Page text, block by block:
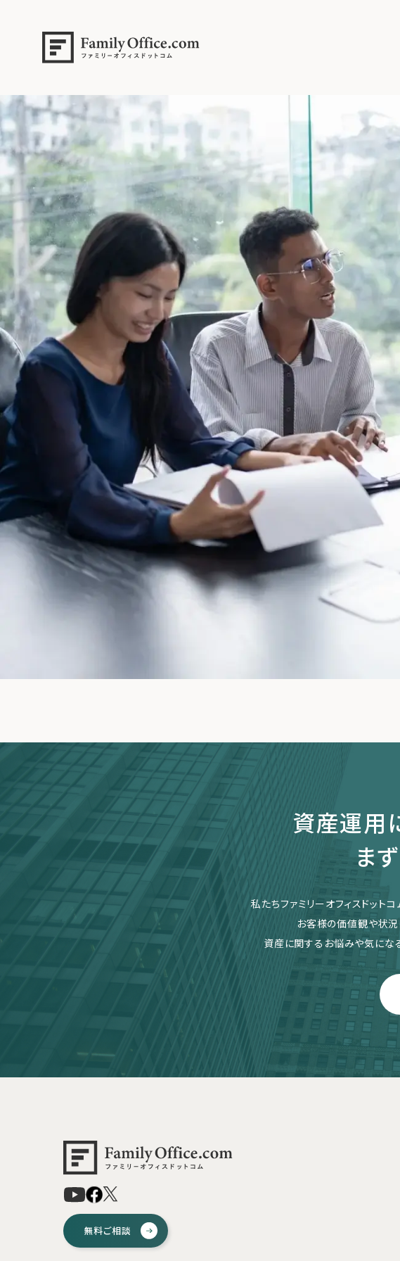
資産運用
ま
私たちファミリーオフィスドット
お客様の価値観や状況
資産に関するお悩みや気にな
無料ご相談